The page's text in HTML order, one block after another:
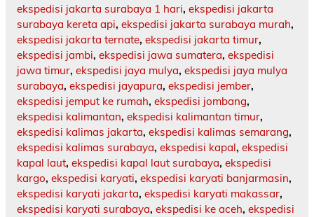
ekspedisi jakarta surabaya 1 hari, ekspedisi jakarta
surabaya kereta api, ekspedisi jakarta surabaya murah,
ekspedisi jakarta ternate, ekspedisi jakarta timur,
ekspedisi jambi, ekspedisi jawa sumatera, ekspedisi
jawa timur, ekspedisi jaya mulya, ekspedisi jaya mulya
surabaya, ekspedisi jayapura, ekspedisi jember,
ekspedisi jemput ke rumah, ekspedisi jombang,
ekspedisi kalimantan, ekspedisi kalimantan timur,
ekspedisi kalimas jakarta, ekspedisi kalimas semarang,
ekspedisi kalimas surabaya, ekspedisi kapal, ekspedisi
kapal laut, ekspedisi kapal laut surabaya, ekspedisi
kargo, ekspedisi karyati, ekspedisi karyati banjarmasin,
ekspedisi karyati jakarta, ekspedisi karyati makassar,
ekspedisi karyati surabaya, ekspedisi ke aceh, ekspedisi